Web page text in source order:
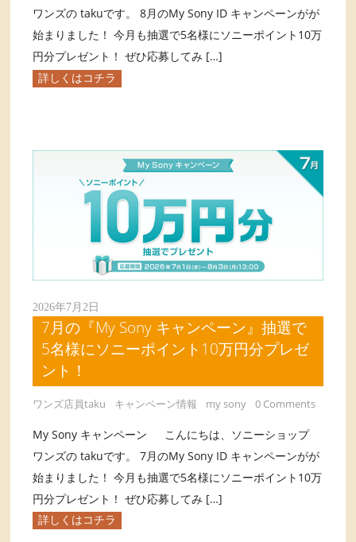
ワンズの takuです。 8月のMy Sony ID キャンペーンがが
始まりました！ 今月も抽選で5名様にソニーポイント10万
円分プレゼント！ ぜひ応募してみ […]
詳しくはコチラ
2026年7月2日
7月の『My Sony キャンペーン』抽選で
5名様にソニーポイント10万円分プレゼ
ント！
ワンズ店員taku キャンペーン情報 my sony 0 Comments
My Sony キャンペーン こんにちは、ソニーショップ
ワンズの takuです。 7月のMy Sony ID キャンペーンがが
始まりました！ 今月も抽選で5名様にソニーポイント10万
円分プレゼント！ ぜひ応募してみ […]
詳しくはコチラ